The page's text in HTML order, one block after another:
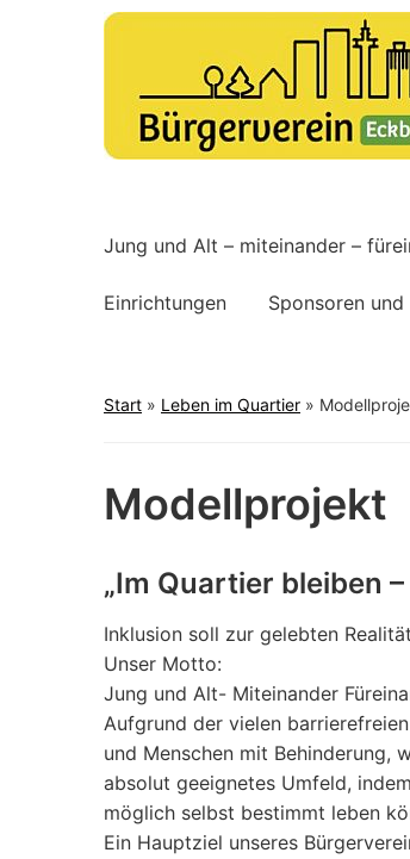
Jung und Alt – miteinander –
Einrichtungen Sponsoren und
Start » Leben im Quartier »
Modellprojekt
„Im Quartier bleiben
Inklusion soll zur gelebten
Unser Motto:
Jung und Alt- Miteinander
Aufgrund der vielen
und Menschen mit Behinderung,
absolut geeignetes Umfeld,
möglich selbst bestimmt leben
Ein Hauptziel unseres